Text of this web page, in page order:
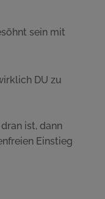
sein mit
DU zu
ist, dann
Einstieg